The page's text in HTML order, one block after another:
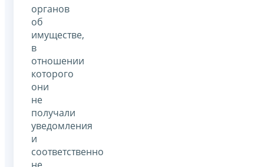
органов
об
имуществе,
в
отношении
которого
они
не
получали
уведомления
и
соответственно
не